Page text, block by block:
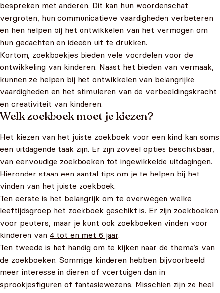
bespreken met anderen. Dit kan hun woordenschat
vergroten, hun communicatieve vaardigheden verbeteren
en hen helpen bij het ontwikkelen van het vermogen om
hun gedachten en ideeën uit te drukken.
Kortom, zoekboekjes bieden vele voordelen voor de
ontwikkeling van kinderen. Naast het bieden van vermaak,
kunnen ze helpen bij het ontwikkelen van belangrijke
vaardigheden en het stimuleren van de verbeeldingskracht
en creativiteit van kinderen.
Welk zoekboek moet je kiezen?
Het kiezen van het juiste zoekboek voor een kind kan soms
een uitdagende taak zijn. Er zijn zoveel opties beschikbaar,
van eenvoudige zoekboeken tot ingewikkelde uitdagingen.
Hieronder staan een aantal tips om je te helpen bij het
vinden van het juiste zoekboek.
Ten eerste is het belangrijk om te overwegen welke
leeftijdsgroep het zoekboek geschikt is. Er zijn zoekboeken
voor peuters, maar je kunt ook zoekboeken vinden voor
kinderen van 4 tot en met 6 jaar.
Ten tweede is het handig om te kijken naar de thema’s van
de zoekboeken. Sommige kinderen hebben bijvoorbeeld
meer interesse in dieren of voertuigen dan in
sprookjesfiguren of fantasiewezens. Misschien zijn ze heel